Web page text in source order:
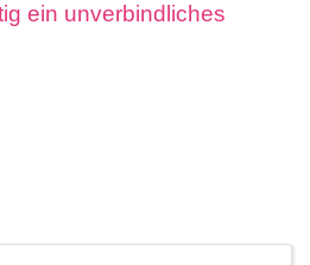
ein unverbindliches